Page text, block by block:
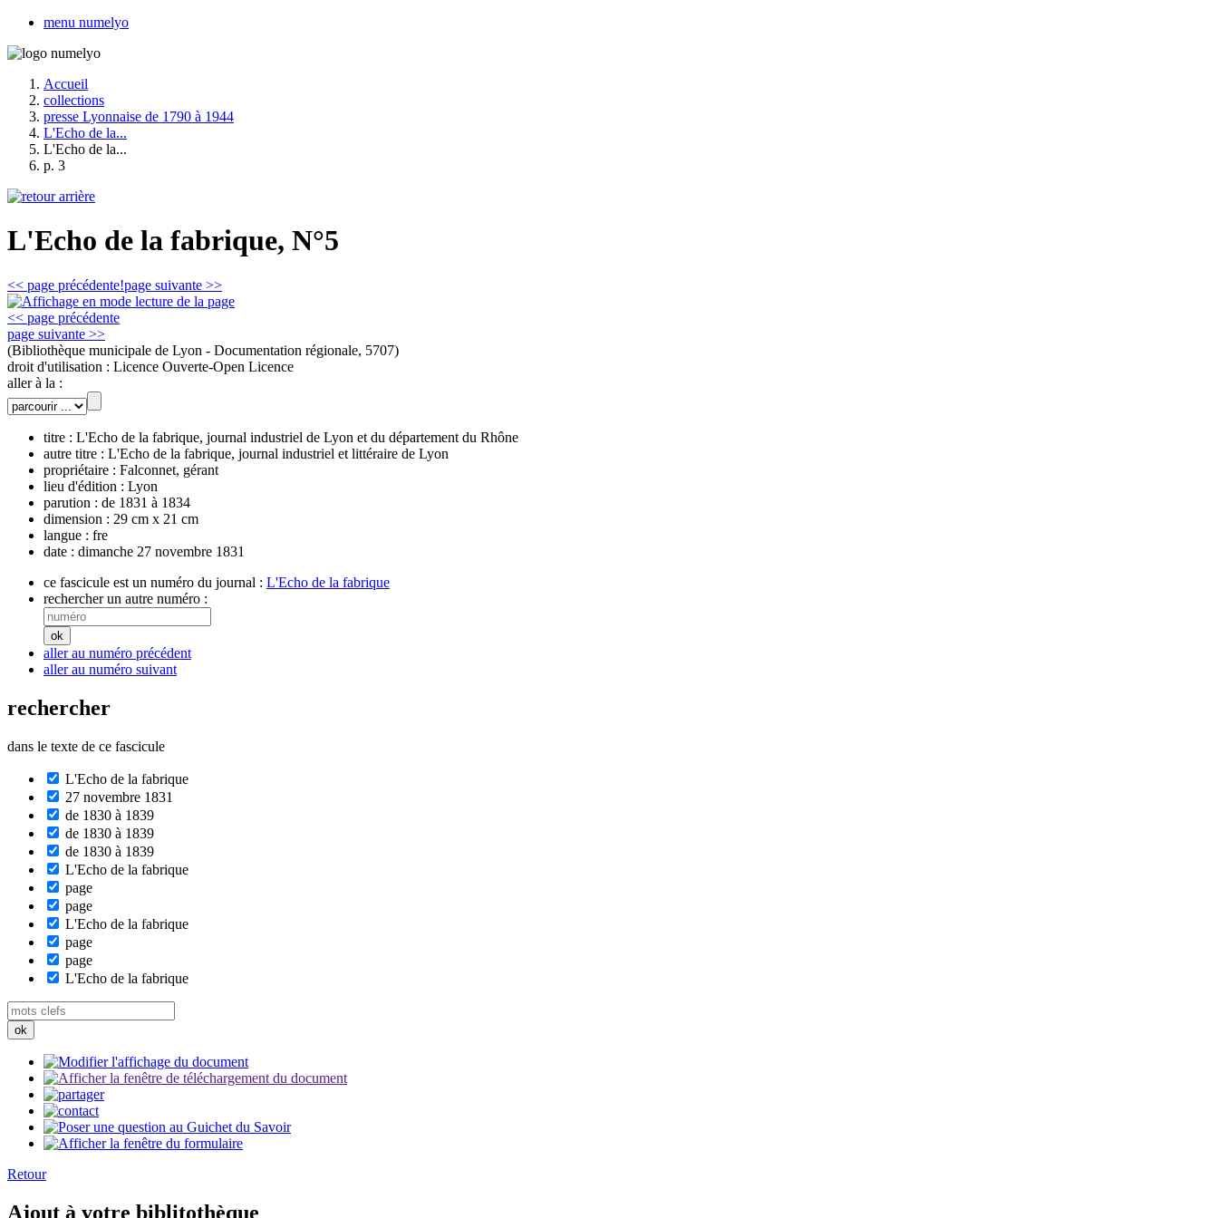
menu numelyo
Accueil
collections
presse Lyonnaise de 1790 à 1944
L'Echo de la...
L'Echo de la...
p. 3
L'Echo de la fabrique, N°5
<< page précédente!page suivante >>
<< page précédente
page suivante >>
(Bibliothèque municipale de Lyon - Documentation régionale, 5707)
droit d'utilisation : Licence Ouverte-Open Licence
aller à la :
titre : L'Echo de la fabrique, journal industriel de Lyon et du département du Rhône
autre titre : L'Echo de la fabrique, journal industriel et littéraire de Lyon
propriétaire : Falconnet, gérant
lieu d'édition : Lyon
parution : de 1831 à 1834
dimension : 29 cm x 21 cm
langue : fre
date : dimanche 27 novembre 1831
ce fascicule est un numéro du journal : L'Echo de la fabrique
rechercher un autre numéro :
aller au numéro précédent
aller au numéro suivant
rechercher
dans le texte de ce fascicule
L'Echo de la fabrique
27 novembre 1831
de 1830 à 1839
de 1830 à 1839
de 1830 à 1839
L'Echo de la fabrique
page
page
L'Echo de la fabrique
page
page
L'Echo de la fabrique
Retour
Ajout à votre biblitothèque